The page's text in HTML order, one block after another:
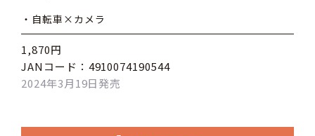
・自転車×カメラ
1,870円
JANコード：4910074190544
2024年3月19日発売